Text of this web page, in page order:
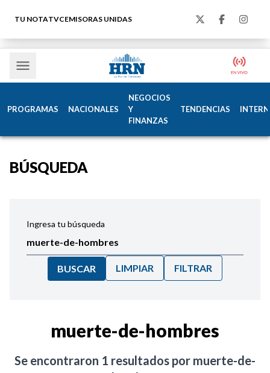
TU NOTATVCEMISORAS UNIDAS
PROGRAMAS NACIONALES
NEGOCIOS
Y
FINANZAS
TENDENCIAS
BÚSQUEDA
Ingresa tu búsqueda
BUSCAR LIMPIAR FILTRAR
muerte-de-hombres
Se encontraron 1 resultados por muerte-de-